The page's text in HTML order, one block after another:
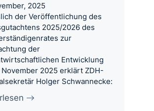
2025
der Veröffentlichung des
2025/2026 des
zur
der
Entwicklung
November 2025 erklärt ZDH-
Holger Schwannecke: